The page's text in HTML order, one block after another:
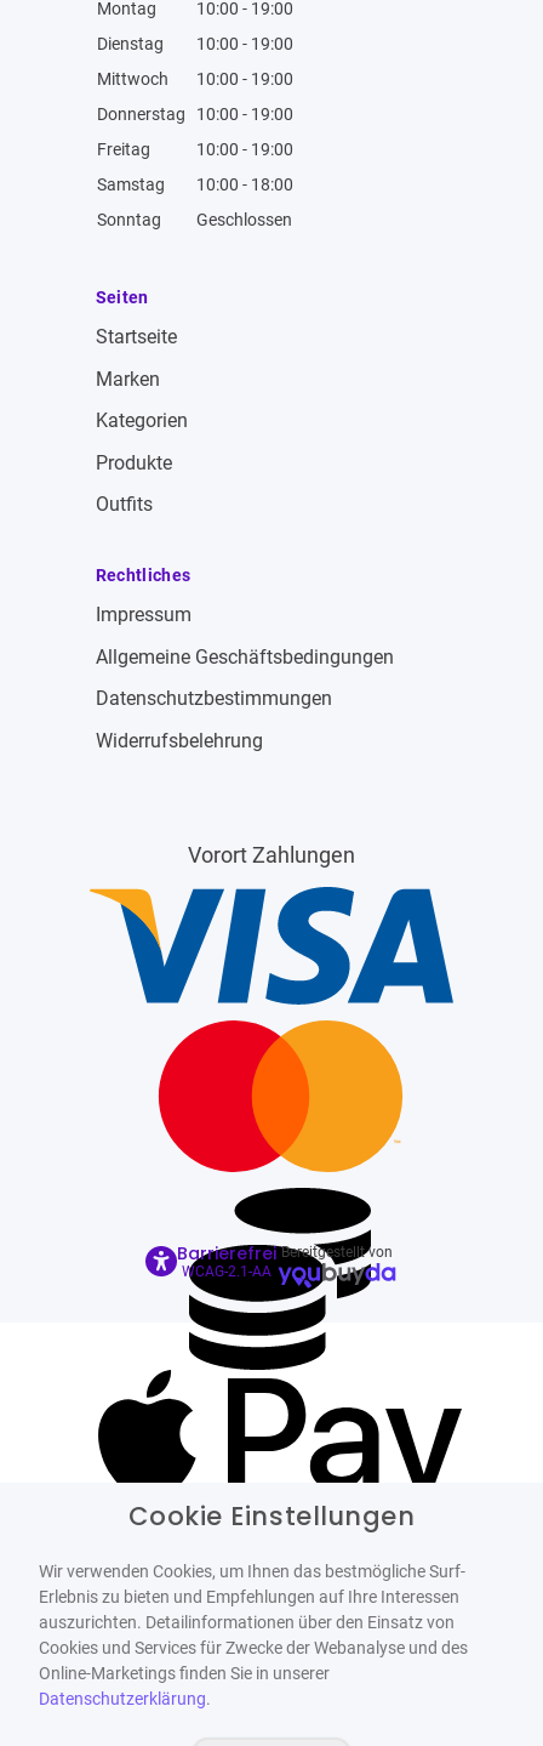
Montag
10:00 - 19:00
Dienstag
10:00 - 19:00
Mittwoch
10:00 - 19:00
Donnerstag
10:00 - 19:00
Freitag
10:00 - 19:00
Samstag
10:00 - 18:00
Sonntag
Geschlossen
Seiten
Startseite
Marken
Kategorien
Produkte
Outfits
Rechtliches
Impressum
Allgemeine Geschäftsbedingungen
Datenschutzbestimmungen
Widerrufsbelehrung
Vorort Zahlungen
Barrierefrei
WCAG-2.1-AA
Bereitgestellt von
Cookie Einstellungen
Wir verwenden Cookies, um Ihnen das bestmögliche Surf-
Erlebnis zu bieten und Empfehlungen auf Ihre Interessen
auszurichten. Detailinformationen über den Einsatz von
Cookies und Services für Zwecke der Webanalyse und des
Online-Marketings finden Sie in unserer
Datenschutzerklärung.